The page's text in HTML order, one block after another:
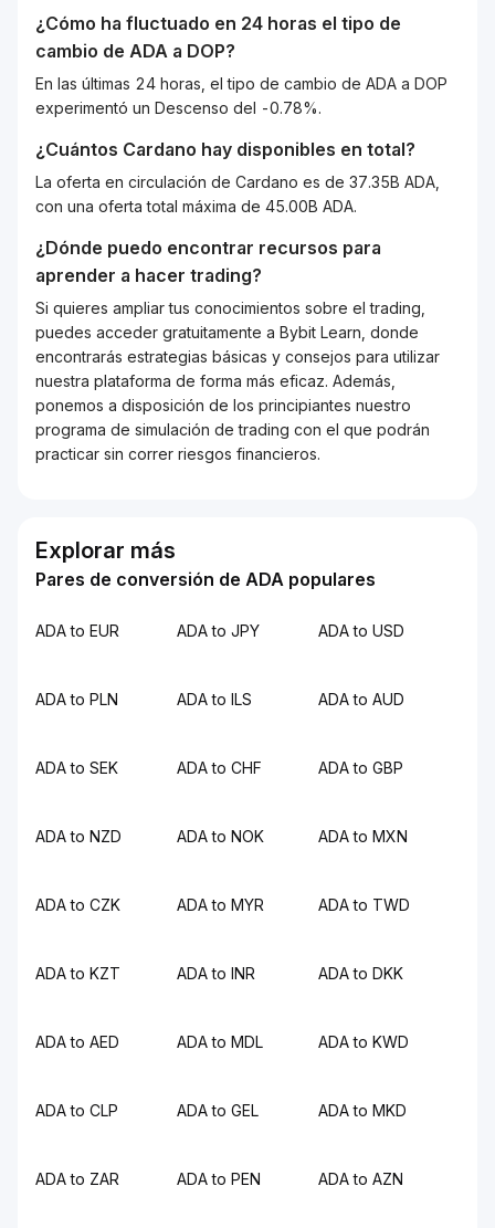
¿Cómo ha fluctuado en 24 horas el tipo de
cambio de ADA a DOP?
En las últimas 24 horas, el tipo de cambio de ADA a DOP
experimentó un Descenso del -0.78%.
¿Cuántos Cardano hay disponibles en total?
La oferta en circulación de Cardano es de 37.35B ADA,
con una oferta total máxima de 45.00B ADA.
¿Dónde puedo encontrar recursos para
aprender a hacer trading?
Si quieres ampliar tus conocimientos sobre el trading,
puedes acceder gratuitamente a Bybit Learn, donde
encontrarás estrategias básicas y consejos para utilizar
nuestra plataforma de forma más eficaz. Además,
ponemos a disposición de los principiantes nuestro
programa de simulación de trading con el que podrán
practicar sin correr riesgos financieros.
Explorar más
Pares de conversión de ADA populares
ADA to EUR ADA to JPY ADA to USD
ADA to PLN ADA to ILS ADA to AUD
ADA to SEK ADA to CHF ADA to GBP
ADA to NZD ADA to NOK ADA to MXN
ADA to CZK ADA to MYR ADA to TWD
ADA to KZT ADA to INR ADA to DKK
ADA to AED ADA to MDL ADA to KWD
ADA to CLP ADA to GEL ADA to MKD
ADA to ZAR ADA to PEN ADA to AZN